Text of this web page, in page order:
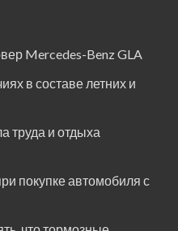
Mercedes-Benz GLA
в составе летних и
труда и отдыха
покупке автомобиля с